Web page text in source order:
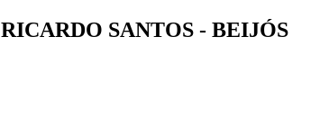
RICARDO SANTOS - BEIJÓS